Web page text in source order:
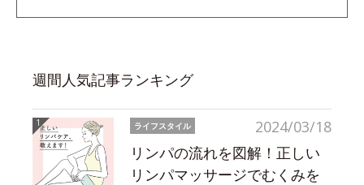
週間人気記事ランキング
2024/03/18
ライフスタイル
リンパの流れを図解！正しい
リンパマッサージでむくみを